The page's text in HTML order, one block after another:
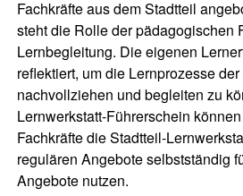
Fachkräfte aus dem Stadtteil
steht die Rolle der pädagogischen
Lernbegleitung. Die eigenen
reflektiert, um die Lernprozesse
nachvollziehen und begleiten zu
Lernwerkstatt-Führerschein
Fachkräfte die Stadtteil-
regulären Angebote selbstständig
Angebote nutzen.